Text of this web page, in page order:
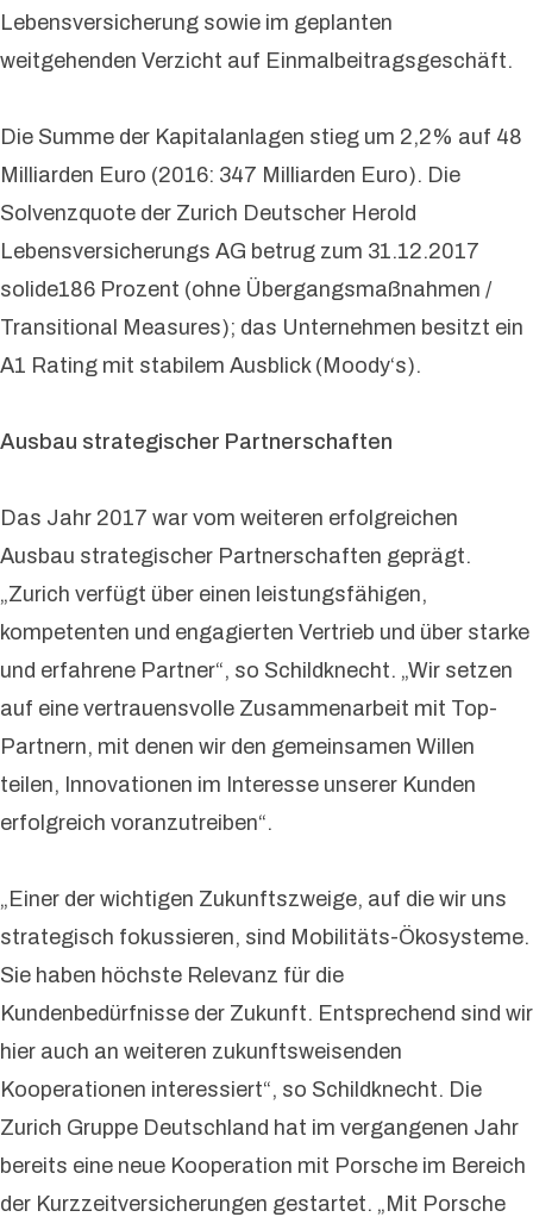
Lebensversicherung sowie im geplanten
weitgehenden Verzicht auf Einmalbeitragsgeschäft.
Die Summe der Kapitalanlagen stieg um 2,2% auf 48
Milliarden Euro (2016: 347 Milliarden Euro). Die
Solvenzquote der Zurich Deutscher Herold
Lebensversicherungs AG betrug zum 31.12.2017
solide186 Prozent (ohne Übergangsmaßnahmen /
Transitional Measures); das Unternehmen besitzt ein
A1 Rating mit stabilem Ausblick (Moody‘s).
Ausbau strategischer Partnerschaften
Das Jahr 2017 war vom weiteren erfolgreichen
Ausbau strategischer Partnerschaften geprägt.
„Zurich verfügt über einen leistungsfähigen,
kompetenten und engagierten Vertrieb und über starke
und erfahrene Partner“, so Schildknecht. „Wir setzen
auf eine vertrauensvolle Zusammenarbeit mit Top-
Partnern, mit denen wir den gemeinsamen Willen
teilen, Innovationen im Interesse unserer Kunden
erfolgreich voranzutreiben“.
„Einer der wichtigen Zukunftszweige, auf die wir uns
strategisch fokussieren, sind Mobilitäts-Ökosysteme.
Sie haben höchste Relevanz für die
Kundenbedürfnisse der Zukunft. Entsprechend sind wir
hier auch an weiteren zukunftsweisenden
Kooperationen interessiert“, so Schildknecht. Die
Zurich Gruppe Deutschland hat im vergangenen Jahr
bereits eine neue Kooperation mit Porsche im Bereich
der Kurzzeitversicherungen gestartet. „Mit Porsche